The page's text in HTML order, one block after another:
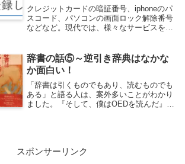
クレジットカードの暗証番号、iphoneのパ
スコード、パソコンの画面ロック解除番号
などなど。現代では、様々なサービスを享
認証や虹彩認証など暗証番号なしにログイ
ンでき...
辞書の話⑤～逆引き辞典はなかな
か面白い！
「辞書は引くものでもあり、読むものでも
ある」と語る人は、案外多いことがわかり
ました。『そして、僕はOEDを読んだ』の
スポンサーリンク